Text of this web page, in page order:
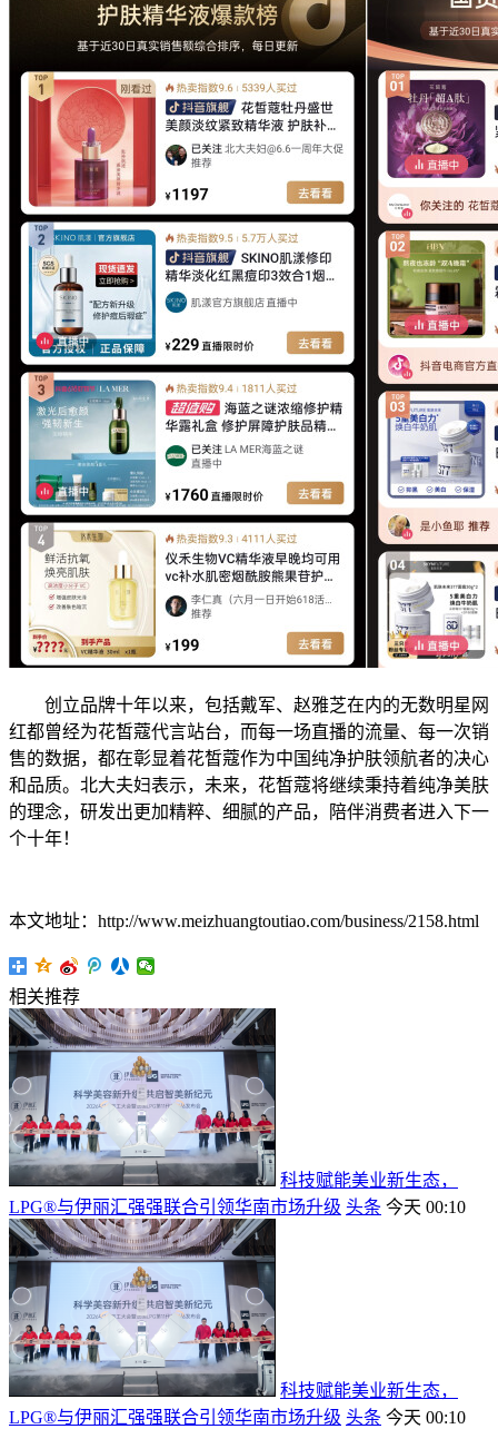
创立品牌十年以来，包括戴军、赵雅芝在内的无数明星网
红都曾经为花皙蔻代言站台，而每一场直播的流量、每一次销
售的数据，都在彰显着花皙蔻作为中国纯净护肤领航者的决心
和品质。北大夫妇表示，未来，花皙蔻将继续秉持着纯净美肤
的理念，研发出更加精粹、细腻的产品，陪伴消费者进入下一
个十年！
本文地址：http://www.meizhuangtoutiao.com/business/2158.html
相关推荐
科技赋能美业新生态，
LPG®与伊丽汇强强联合引领华南市场升级 头条 今天 00:10
科技赋能美业新生态，
LPG®与伊丽汇强强联合引领华南市场升级 头条 今天 00:10